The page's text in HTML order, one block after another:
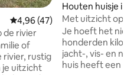
Gemiddelde beoordeling van
4,96 (47)
de rivier
of
rivier, rustig
je uitzicht
Houten huisje in
Met uitzicht op
Lake/Missouri
Je hoeft het niet
honderden
jacht-, vis- en
huis heeft een